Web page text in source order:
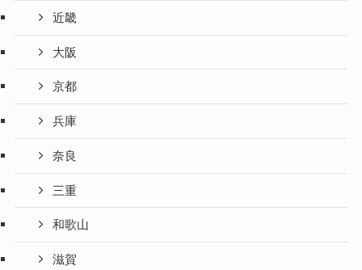
近畿
大阪
京都
兵庫
奈良
三重
和歌山
滋賀